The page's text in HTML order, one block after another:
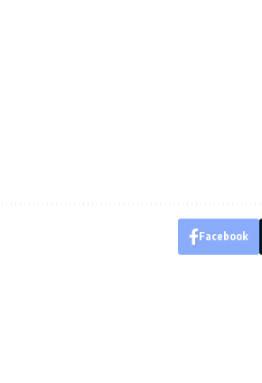
Facebook